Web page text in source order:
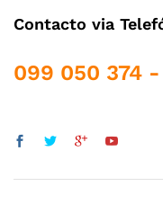
Contacto via
099 050 374